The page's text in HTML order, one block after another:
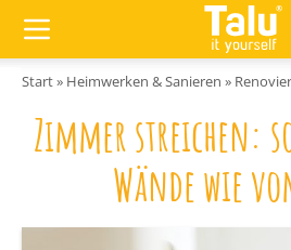
Start» Heimwerken & Sanieren »
Zimmer streichen:
Wände wie